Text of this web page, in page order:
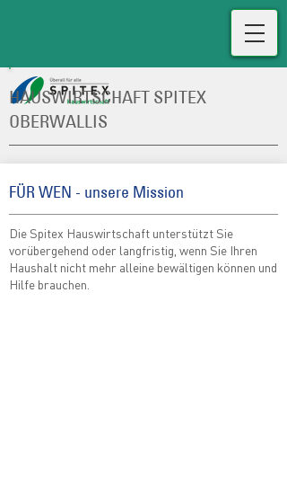
HAUSWIRTSCHAFT SPITEX
OBERWALLIS
FÜR WEN - unsere Mission
Die Spitex Hauswirtschaft unterstützt Sie
vorübergehend oder langfristig, wenn Sie Ihren
Haushalt nicht mehr alleine bewältigen können und
Hilfe brauchen.